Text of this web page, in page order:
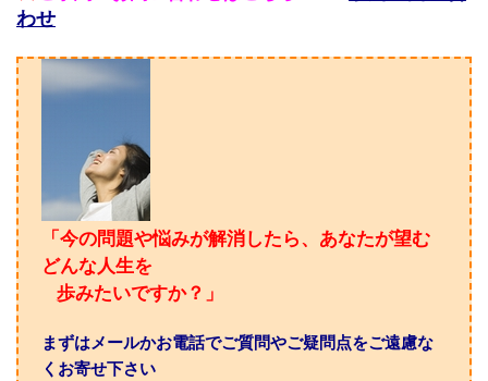
わせ
「今の問題や悩みが解消したら、あなたが望む
どんな人生を
歩みたいですか？」
まずはメールかお電話でご質問やご疑問点をご遠慮な
くお寄せ下さい